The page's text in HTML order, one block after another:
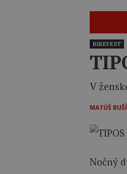
BIKEFEST
V
MATÚŠ
Nočný